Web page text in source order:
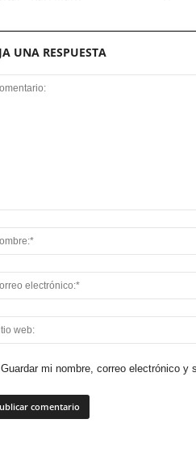
UNA RESPUESTA
Guardar mi nombre, correo electrónico y